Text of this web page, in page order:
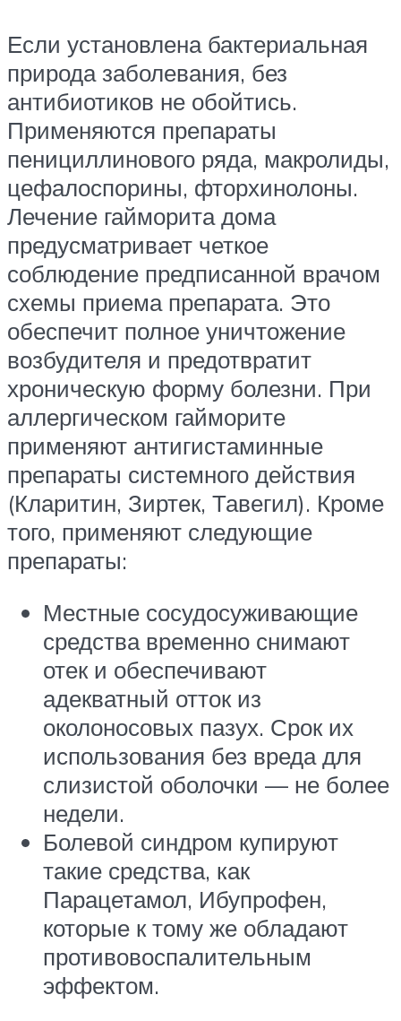
Если установлена бактериальная
природа заболевания, без
антибиотиков не обойтись.
Применяются препараты
пенициллинового ряда, макролиды,
цефалоспорины, фторхинолоны.
Лечение гайморита дома
предусматривает четкое
соблюдение предписанной врачом
схемы приема препарата. Это
обеспечит полное уничтожение
возбудителя и предотвратит
хроническую форму болезни. При
аллергическом гайморите
применяют антигистаминные
препараты системного действия
(Кларитин, Зиртек, Тавегил). Кроме
того, применяют следующие
препараты:
Местные сосудосуживающие
средства временно снимают
отек и обеспечивают
адекватный отток из
околоносовых пазух. Срок их
использования без вреда для
слизистой оболочки — не более
недели.
Болевой синдром купируют
такие средства, как
Парацетамол, Ибупрофен,
которые к тому же обладают
противовоспалительным
эффектом.